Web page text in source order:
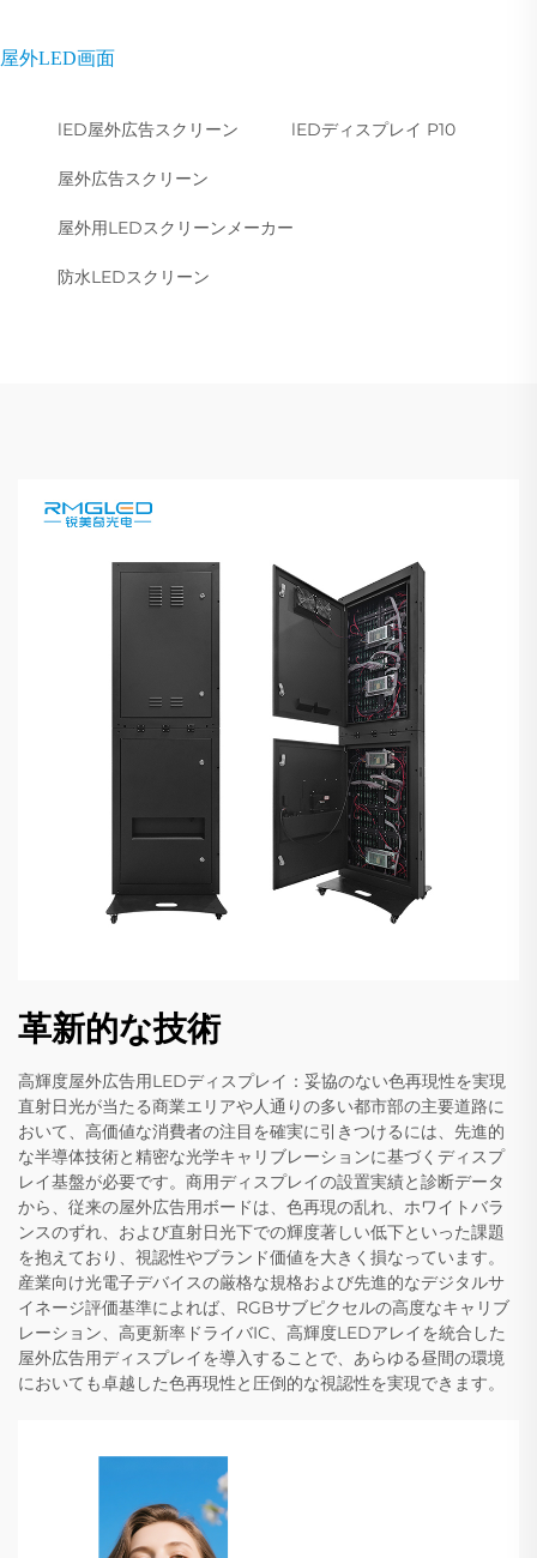
屋外LED画面
lED屋外広告スクリーン lEDディスプレイ P10
屋外広告スクリーン
屋外用LEDスクリーンメーカー
防水LEDスクリーン
革新的な技術
高輝度屋外広告用LEDディスプレイ：妥協のない色再現性を実現
直射日光が当たる商業エリアや人通りの多い都市部の主要道路に
おいて、高価値な消費者の注目を確実に引きつけるには、先進的
な半導体技術と精密な光学キャリブレーションに基づくディスプ
レイ基盤が必要です。商用ディスプレイの設置実績と診断データ
から、従来の屋外広告用ボードは、色再現の乱れ、ホワイトバラ
ンスのずれ、および直射日光下での輝度著しい低下といった課題
を抱えており、視認性やブランド価値を大きく損なっています。
産業向け光電子デバイスの厳格な規格および先進的なデジタルサ
イネージ評価基準によれば、RGBサブピクセルの高度なキャリブ
レーション、高更新率ドライバIC、高輝度LEDアレイを統合した
屋外広告用ディスプレイを導入することで、あらゆる昼間の環境
においても卓越した色再現性と圧倒的な視認性を実現できます。